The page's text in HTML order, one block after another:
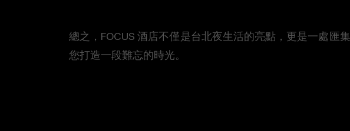
總之，F​OCUS​ 酒店不僅是台北夜生活的亮點，更是一處
您打造一段難忘的時光。